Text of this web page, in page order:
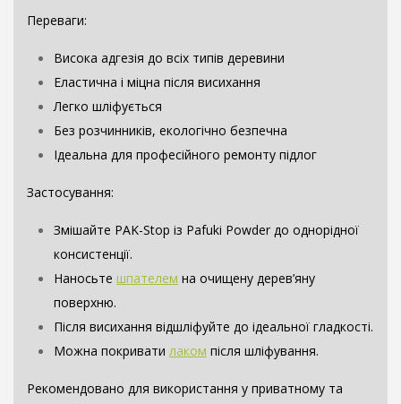
Переваги:
Висока адгезія до всіх типів деревини
Еластична і міцна після висихання
Легко шліфується
Без розчинників, екологічно безпечна
Ідеальна для професійного ремонту підлог
Застосування:
Змішайте PAK-Stop із Pafuki Powder до однорідної
консистенції.
Наносьте шпателем на очищену дерев’яну
поверхню.
Після висихання відшліфуйте до ідеальної гладкості.
Можна покривати лаком після шліфування.
Рекомендовано для використання у приватному та